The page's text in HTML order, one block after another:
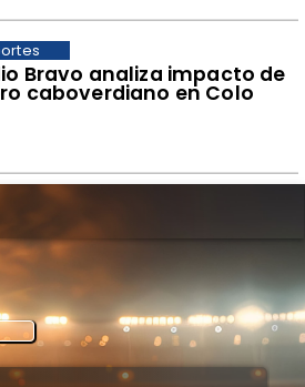
Bravo analiza impacto de
caboverdiano en Colo